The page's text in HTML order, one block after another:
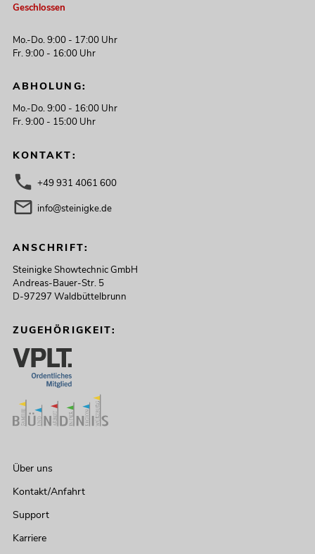
Geschlossen
Mo.-Do. 9:00 - 17:00 Uhr
Fr. 9:00 - 16:00 Uhr
ABHOLUNG:
Mo.-Do. 9:00 - 16:00 Uhr
Fr. 9:00 - 15:00 Uhr
KONTAKT:
+49 931 4061 600
info@steinigke.de
ANSCHRIFT:
Steinigke Showtechnic GmbH
Andreas-Bauer-Str. 5
D-97297 Waldbüttelbrunn
ZUGEHÖRIGKEIT:
Über uns
Kontakt/Anfahrt
Support
Karriere